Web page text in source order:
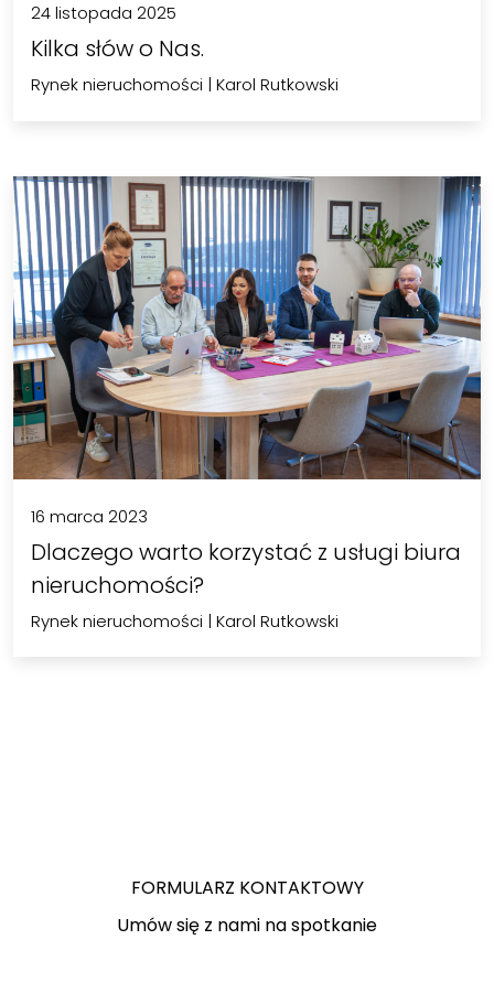
24 listopada 2025
Kilka słów o Nas.
Rynek nieruchomości | Karol Rutkowski
16 marca 2023
Dlaczego warto korzystać z usługi biura
nieruchomości?
Rynek nieruchomości | Karol Rutkowski
FORMULARZ KONTAKTOWY
Umów się z nami na spotkanie